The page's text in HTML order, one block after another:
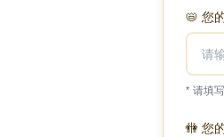
📛 您
* 请填
🚻 您